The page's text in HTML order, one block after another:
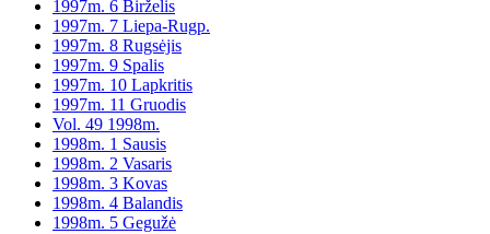
1997m. 6 Birželis
1997m. 7 Liepa-Rugp.
1997m. 8 Rugsėjis
1997m. 9 Spalis
1997m. 10 Lapkritis
1997m. 11 Gruodis
Vol. 49 1998m.
1998m. 1 Sausis
1998m. 2 Vasaris
1998m. 3 Kovas
1998m. 4 Balandis
1998m. 5 Gegužė